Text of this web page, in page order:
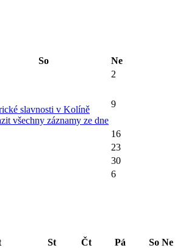
So
Ne
2
slavnosti v Kolíně
všechny záznamy ze dne
9
16
23
30
6
St Čt Pá So Ne